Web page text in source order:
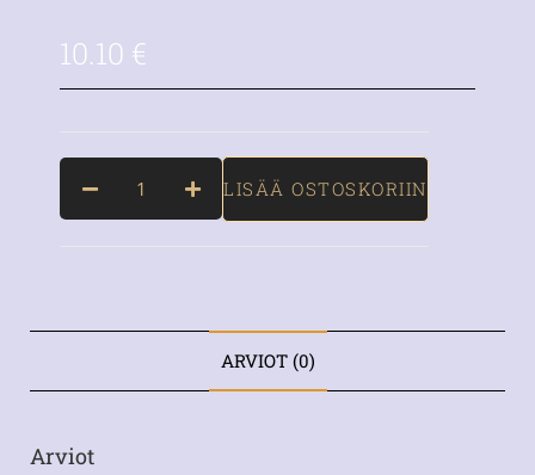
10.10 €
LISÄÄ OSTOSKORIIN
ARVIOT (0)
Arviot